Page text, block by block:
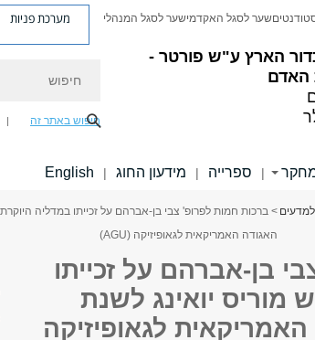
הארץ ע"ש פורטר -
האדם
שער לסגל האקדמישער לסגל המנהלי מערכת פניות
חיפוש באתר זה
| ספרייה | מידעון החוג |
English
האגודה האמריקאית לגאופיזיקה (AGU)
בן-אברהם על זכייתו
מוריס יואינג לשנת
האמריקאית לגאופיזיקה